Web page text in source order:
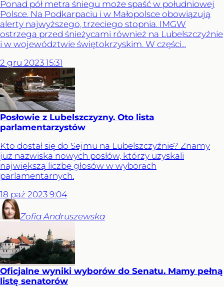
Ponad pół metra śniegu może spaść w południowej
Polsce. Na Podkarpaciu i w Małopolsce obowiązują
alerty najwyższego, trzeciego stopnia. IMGW
ostrzega przed śnieżycami również na Lubelszczyźnie
i w województwie świętokrzyskim. W części...
2 gru 2023 15:31
Posłowie z Lubelszczyzny. Oto lista
parlamentarzystów
Kto dostał się do Sejmu na Lubelszczyźnie? Znamy
już nazwiska nowych posłów, którzy uzyskali
największą liczbę głosów w wyborach
parlamentarnych.
18 paź 2023 9:04
Zofia Andruszewska
Oficjalne wyniki wyborów do Senatu. Mamy pełną
listę senatorów